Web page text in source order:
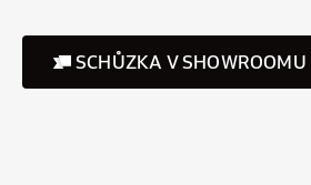
SCHŮZKA V SHOWROOMU